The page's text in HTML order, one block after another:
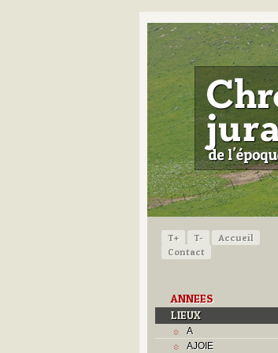
T+ T-
Accueil
Contact
ANNEES
LIEUX
A
AJOIE